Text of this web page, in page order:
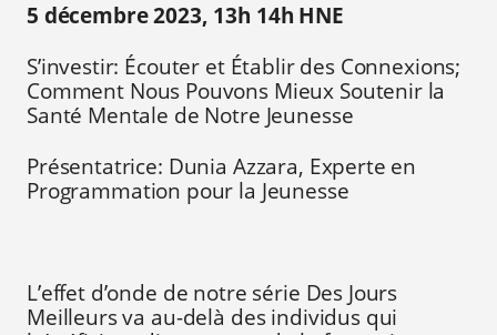
5 décembre 2023, 13h 14h HNE
S’investir: Écouter et Établir des Connexions;
Comment Nous Pouvons Mieux Soutenir la
Santé Mentale de Notre Jeunesse
Présentatrice: Dunia Azzara, Experte en
Programmation pour la Jeunesse
L’effet d’onde de notre série Des Jours
Meilleurs va au-delà des individus qui